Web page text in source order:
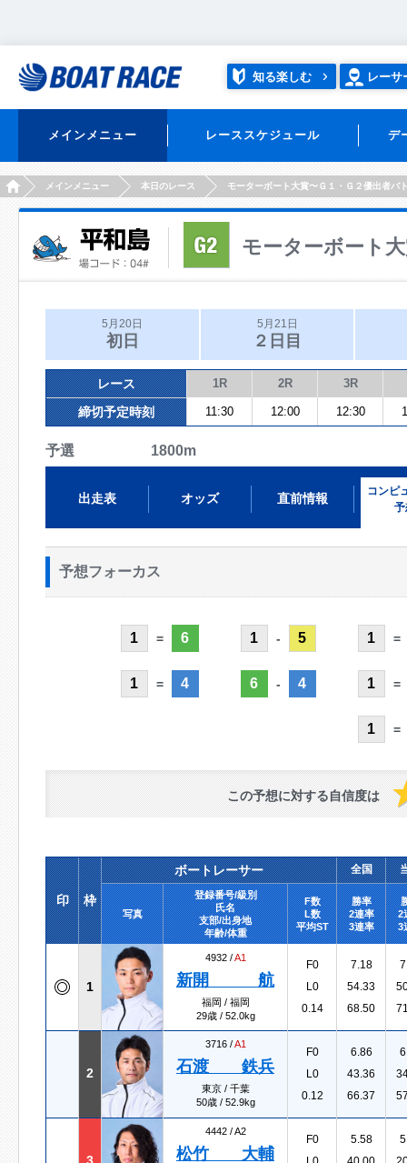
知る楽しむ レーサ
メインメニュー レーススケジュール デ
HOMEメインメニュー 本日のレース モーターボート大賞〜Ｇ１・Ｇ２優出者バ
モーターボート
5月20日
初日
5月21日
２日目
レース 1R 2R 3R
締切予定時刻 11:30 12:00 12:30
予選 1800m
出走表 オッズ 直前情報
コンピ
予
予想フォーカス
1 = 6
1 = 4
1 - 5
6 - 4
1 =
1 =
1 =
この予想に対する自信度は
印 枠
ボートレーサー 全国
写真
登録番号/級別
氏名
支部/出身地
年齢/体重
F数
L数
平均ST
勝率
2連率
3連率
2
3
1
4932 /A1
新開 航
福岡 / 福岡
29歳 / 52.0kg
F0
L0
0.14
7.18
54.33
68.50
2
3716 /A1
石渡 鉄兵
東京 / 千葉
50歳 / 52.9kg
F0
L0
0.12
6.86
43.36
66.37
4442 /A2
松竹 大輔
F0
5.58